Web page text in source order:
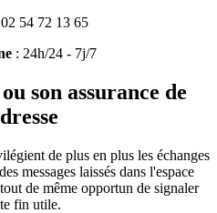
02 54 72 13 65
: 24h/24 - 7j/7
son assurance de
de plus en plus les échanges
messages laissés dans l'espace
de même opportun de signaler
fin utile.